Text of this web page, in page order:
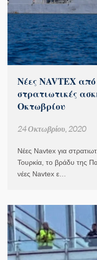
Νέες NAVTEX
στρατιωτικές
Οκτωβρίου
24 Οκτωβρίου, 2020
Νέες Navtex για
Τουρκία, το βράδυ της
νέες Navtex ε…